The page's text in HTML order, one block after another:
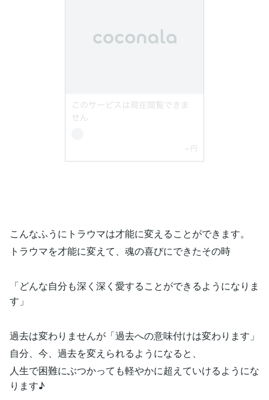
こんなふうにトラウマは才能に変えることができます。
トラウマを才能に変えて、魂の喜びにできたその時
「どんな自分も深く深く愛することができるようになりま
す」
過去は変わりませんが「過去への意味付けは変わります」
自分、今、過去を変えられるようになると、
人生で困難にぶつかっても軽やかに超えていけるようにな
ります♪